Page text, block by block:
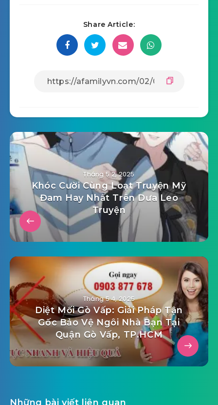
Share Article:
Tháng 5 2, 2025
Khóc Cười Cùng Loạt Truyện Mỹ
Đam Hay Nhất Trên Dưa Leo
Truyện
Tháng 5 4, 2025
Diệt Mối Gò Vấp: Giải Pháp Tận
Gốc Bảo Vệ Ngôi Nhà Bạn Tại
Quận Gò Vấp, TP.HCM
Những bài viết liên quan